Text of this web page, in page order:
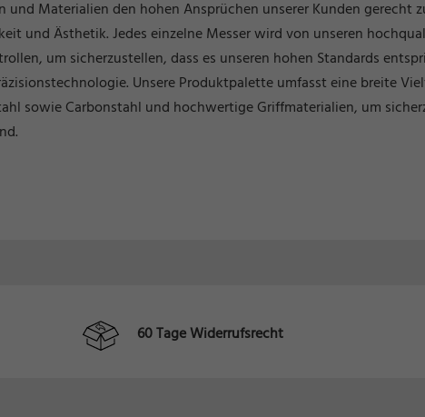
Materialien den hohen Ansprüchen unserer Kunden gerecht
und Ästhetik. Jedes einzelne Messer wird von unseren
um sicherzustellen, dass es unseren hohen Standards
Unsere Produktpalette umfasst eine breite
sowie Carbonstahl und hochwertige Griffmaterialien, um
60 Tage Widerrufsrecht